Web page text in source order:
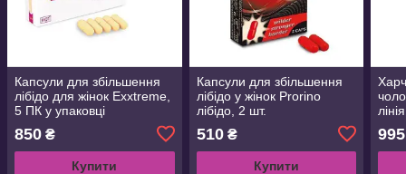
Капсули для збільшення
лібідо для жінок Exxtreme,
5 ПК у упаковці
850 ₴
Купити
Капсули для збільшення
лібідо у жінок Prorino
лібідо, 2 шт.
510₴
Купити
995